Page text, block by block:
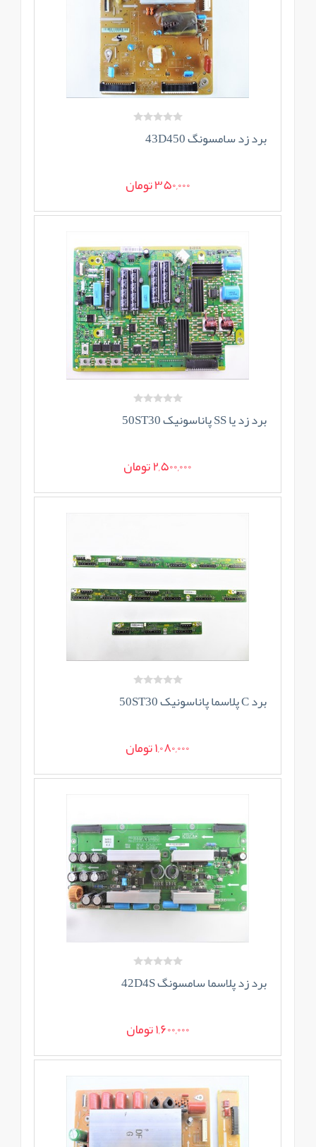
برد زد سامسونگ 43D450
350,000 تومان
برد زد یا SS پاناسونیک 50ST30
2,500,000 تومان
برد C پلاسما پاناسونیک 50ST30
1,080,000 تومان
برد زد پلاسما سامسونگ 42D4S
1,600,000 تومان